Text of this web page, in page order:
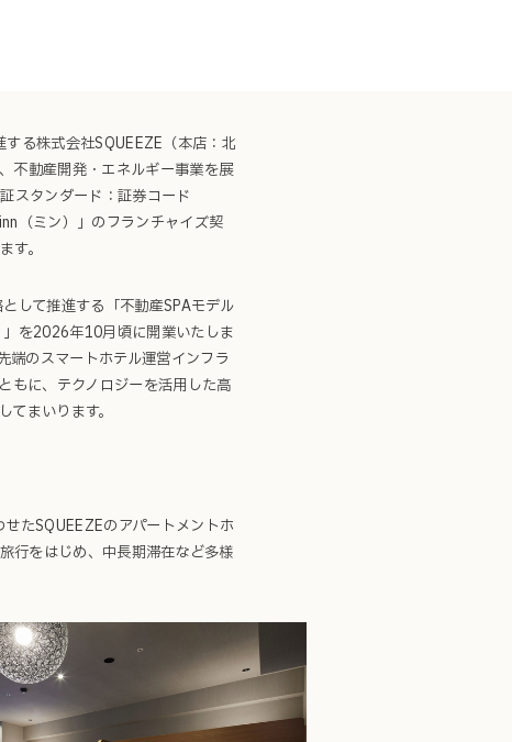
る株式会社SQUEEZE（本店：北
不動産開発・エネルギー事業を展
スタンダード：証券コード
（ミン）」のフランチャイズ契
す。
して推進する「不動産SPAモデル
を2026年10月頃に開業いたしま
のスマートホテル運営インフラ
もに、テクノロジーを活用した高
まいります。
たSQUEEZEのアパートメントホ
行をはじめ、中長期滞在など多様